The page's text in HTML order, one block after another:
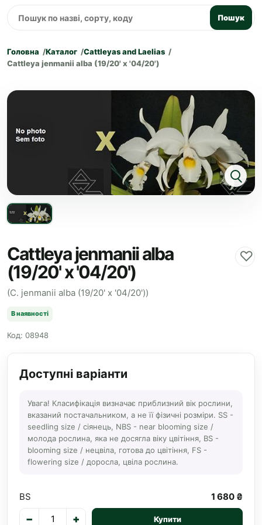
Пошук
Головна Каталог
Cattleyas and Laelias
Cattleya jenmanii alba (19/20' x '04/20')
Cattleya jenmanii alba
(19/20' x '04/20')
♡
(C. jenmanii alba (19/20' x '04/20'))
В наявності
Код: 08948
Доступні варіанти
Увага! Класифікація визначає приблизний вік рослини,
вказаний постачальником, а не її фізичні розміри. SS -
seedling size / сіянець, NBS - near blooming size /
молода рослина, яка не досягла віку цвітіння, BS -
blooming size / нецвіла, готова до цвітіння, FS -
flowering size / доросла, цвіла рослина.
BS 1 680 ₴
− + Купити